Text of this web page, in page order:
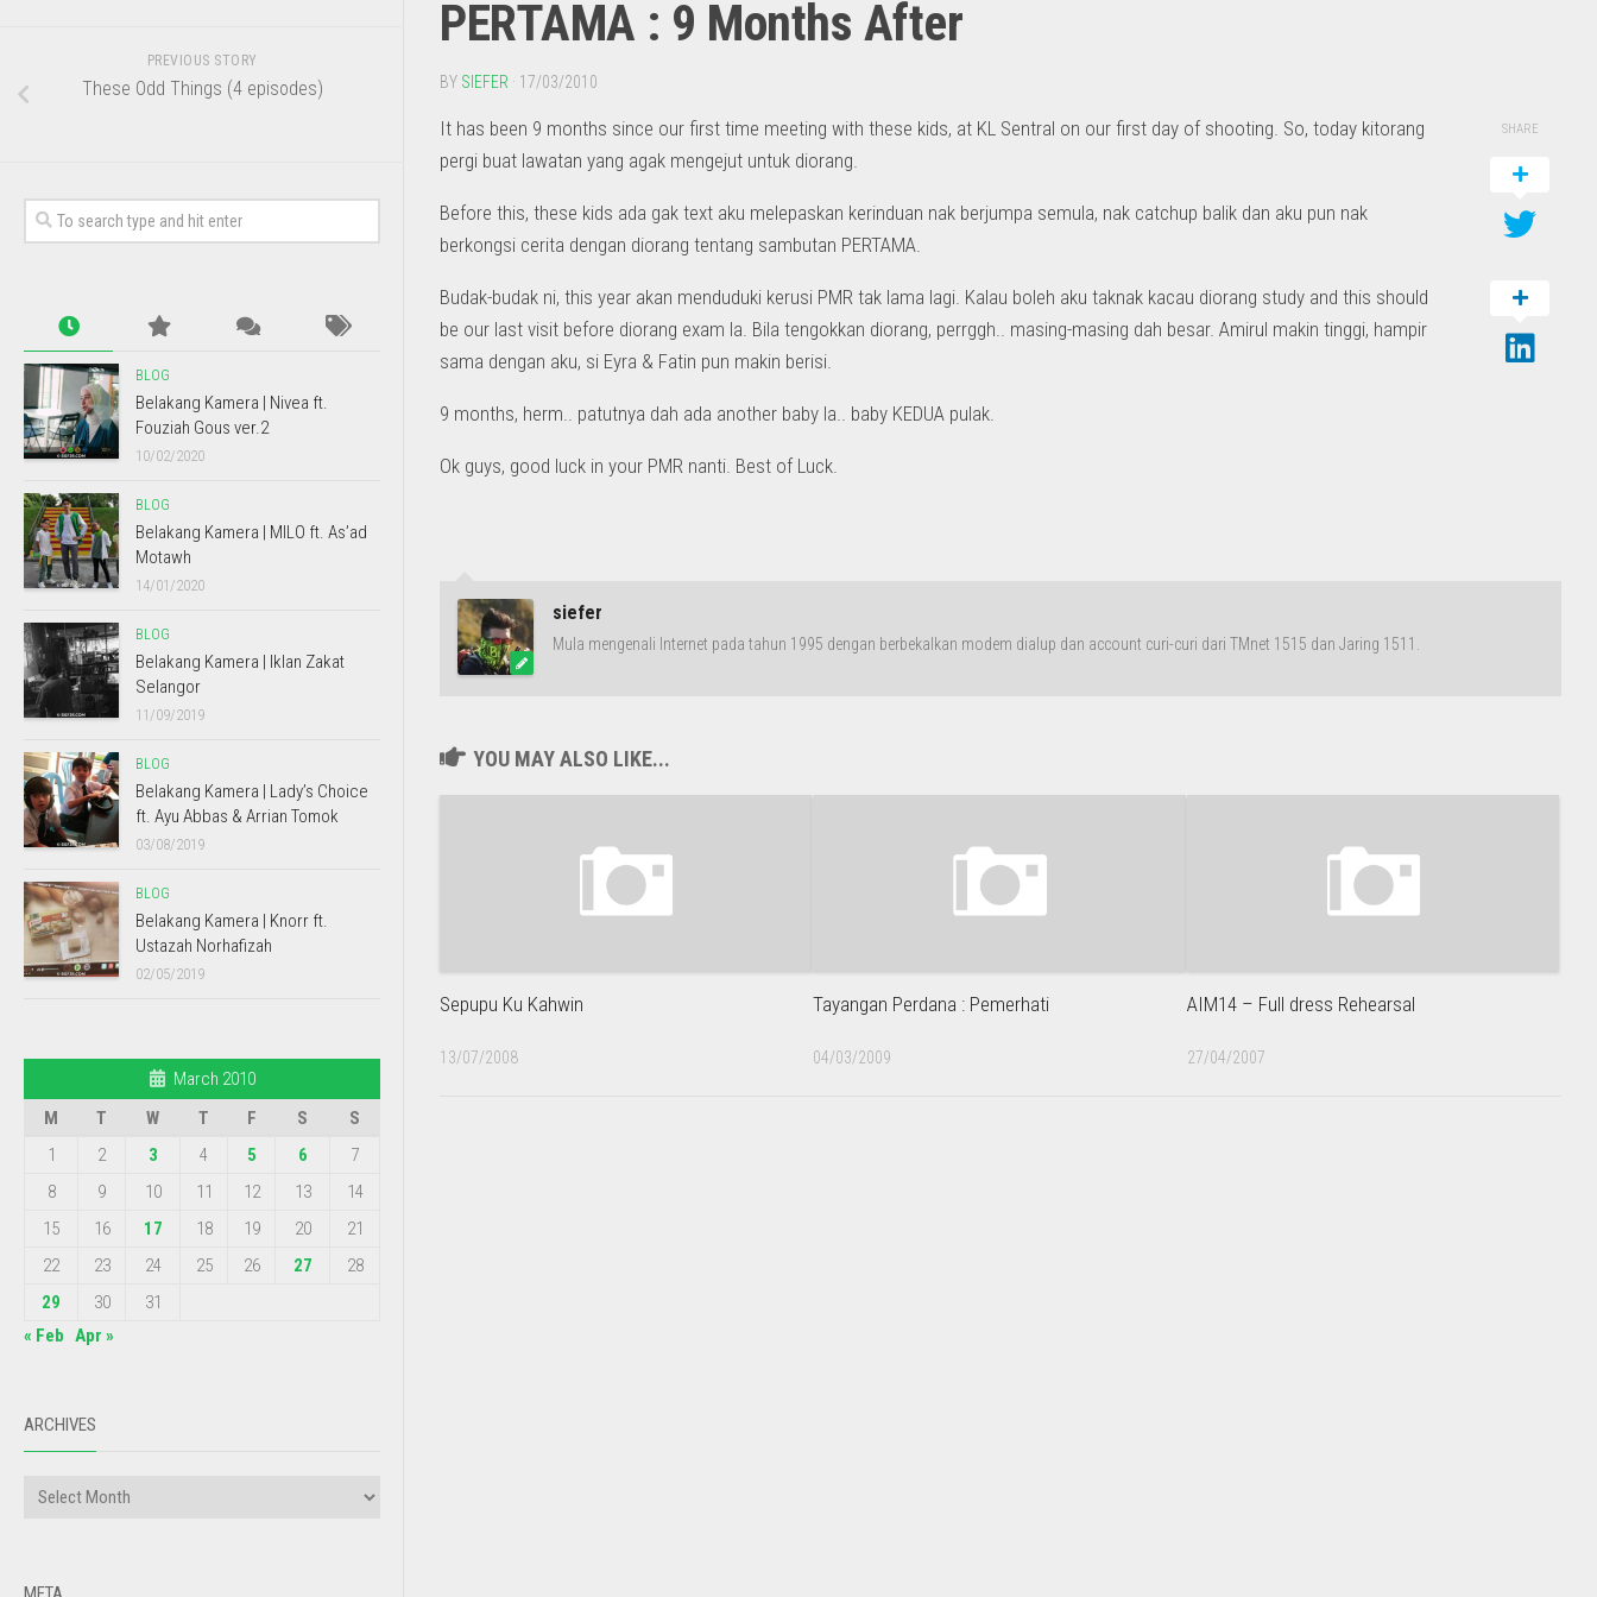
PERTAMA : 9 Months After
BY SIEFER · 17/03/2010
It has been 9 months since our first time meeting with these kids, at KL Sentral on our first day of shooting. So, today kitorang
pergi buat lawatan yang agak mengejut untuk diorang.
Before this, these kids ada gak text aku melepaskan kerinduan nak berjumpa semula, nak catchup balik dan aku pun nak
berkongsi cerita dengan diorang tentang sambutan PERTAMA.
Budak-budak ni, this year akan menduduki kerusi PMR tak lama lagi. Kalau boleh aku taknak kacau diorang study and this should
be our last visit before diorang exam la. Bila tengokkan diorang, perrggh.. masing-masing dah besar. Amirul makin tinggi, hampir
sama dengan aku, si Eyra & Fatin pun makin berisi.
9 months, herm.. patutnya dah ada another baby la.. baby KEDUA pulak.
Ok guys, good luck in your PMR nanti. Best of Luck.
SHARE
siefer
Mula mengenali Internet pada tahun 1995 dengan berbekalkan modem dialup dan account curi-curi dari TMnet 1515 dan Jaring 1511.
YOU MAY ALSO LIKE...
Sepupu Ku Kahwin
13/07/2008
Tayangan Perdana : Pemerhati
04/03/2009
AIM14 – Full dress Rehearsal
27/04/2007
PREVIOUS STORY
These Odd Things (4 episodes)
BLOG
Belakang Kamera | Nivea ft.
Fouziah Gous ver.2
10/02/2020
BLOG
Belakang Kamera | MILO ft. As’ad
Motawh
14/01/2020
BLOG
Belakang Kamera | Iklan Zakat
Selangor
11/09/2019
BLOG
Belakang Kamera | Lady’s Choice
ft. Ayu Abbas & Arrian Tomok
03/08/2019
BLOG
Belakang Kamera | Knorr ft.
Ustazah Norhafizah
02/05/2019
March 2010
M
T W T F S
S
1
2 3 4 5 6
7
8
9 10 11 12 13
14
15
16 17 18 19 20
21
22
23 24 25 26 27
28
29
30
31
« Feb Apr »
ARCHIVES